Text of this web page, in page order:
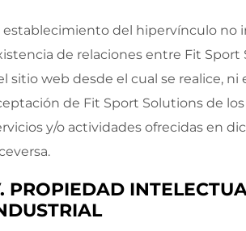
establecimiento del hipervínculo no
de relaciones entre Fit Sport
sitio web desde el cual se realice,
de Fit Sport Solutions de
y/o actividades ofrecidas en
PROPIEDAD